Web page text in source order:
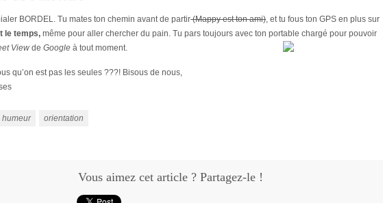
BORDEL. Tu mates ton chemin avant de partir(Mappy est ton ami), et tu fous ton GPS en plus sur
le temps, même pour aller chercher du pain. Tu pars toujours avec ton portable chargé pour pouvoir
View de Google à tout moment.
qu’on est pas les seules ???! Bisous de nous,
humeur orientation
Vous aimez cet article ? Partagez-le !